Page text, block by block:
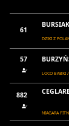
61
DZIKI Z
57
LOCO BABKI
882
NIAGARA